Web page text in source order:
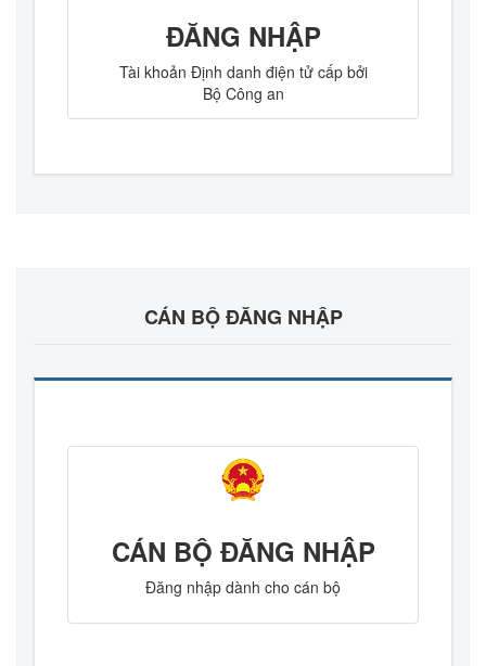
ĐĂNG NHẬP
Tài khoản Định danh điện tử cấp bởi
Bộ Công an
CÁN BỘ ĐĂNG NHẬP
CÁN BỘ ĐĂNG NHẬP
Đăng nhập dành cho cán bộ